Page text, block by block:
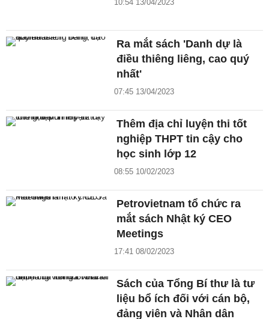
10:54 13/04/2023
Ra mắt sách 'Danh dự là
điều thiêng liêng, cao quý
nhất'
07:45 13/04/2023
Thêm địa chỉ luyện thi tốt
nghiệp THPT tin cậy cho
học sinh lớp 12
08:55 10/02/2023
Petrovietnam tổ chức ra
mắt sách Nhật ký CEO
Meetings
17:41 08/02/2023
Sách của Tổng Bí thư là tư
liệu bổ ích đối với cán bộ,
đảng viên và Nhân dân